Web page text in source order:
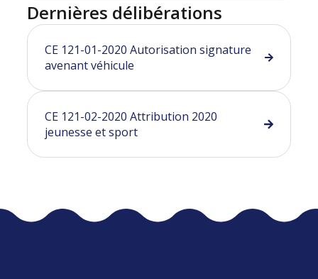
Dernières délibérations
CE 121-01-2020 Autorisation signature
avenant véhicule
CE 121-02-2020 Attribution 2020
jeunesse et sport